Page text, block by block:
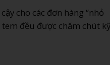
cho các đơn hàng “nhỏ
đều được chăm chút kỹ